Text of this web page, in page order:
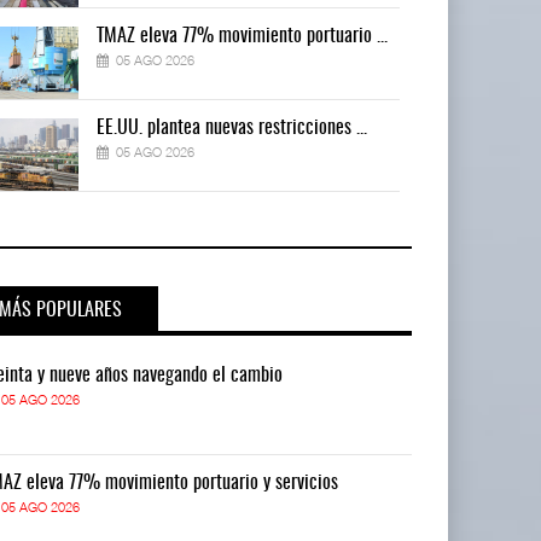
TMAZ eleva 77% movimiento portuario ...
05 AGO 2026
EE.UU. plantea nuevas restricciones ...
05 AGO 2026
MÁS POPULARES
y nueve años navegando el cambio
05 AGO 2026
eleva 77% movimiento portuario y servicios
05 AGO 2026